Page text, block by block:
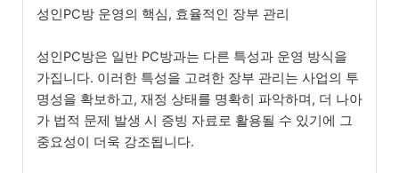
성인PC방 운영의 핵심, 효율적인 장부 관리
성인PC방은 일반 PC방과는 다른 특성과 운영 방식을
가집니다. 이러한 특성을 고려한 장부 관리는 사업의 투
명성을 확보하고, 재정 상태를 명확히 파악하며, 더 나아
가 법적 문제 발생 시 증빙 자료로 활용될 수 있기에 그
중요성이 더욱 강조됩니다.